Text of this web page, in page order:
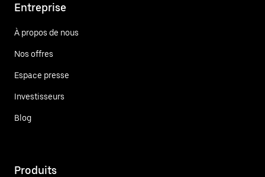
Entreprise
À propos de nous
Nos offres
Espace presse
Investisseurs
Blog
Produits